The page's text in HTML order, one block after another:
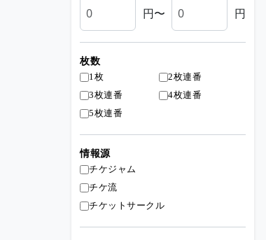
円〜 円
枚数
1枚
2枚連番
3枚連番
4枚連番
5枚連番
情報源
チケジャム
チケ流
チケットサークル